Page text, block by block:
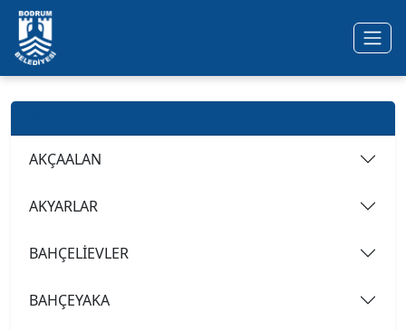
Ana içeriğe geç
AKÇAALAN
AKYARLAR
BAHÇELİEVLER
BAHÇEYAKA